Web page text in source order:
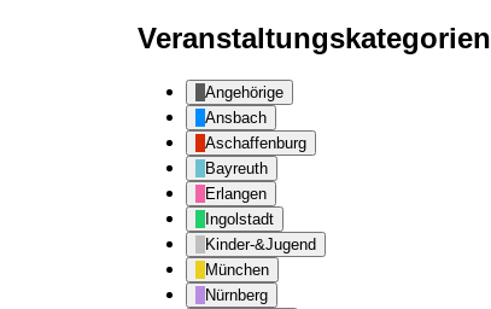
Veranstaltungskategorien
Angehörige
Ansbach
Aschaffenburg
Bayreuth
Erlangen
Ingolstadt
Kinder-&Jugend
München
Nürnberg